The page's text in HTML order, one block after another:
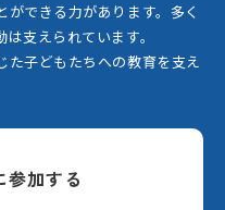
できる力があります。 多く
支えられています。
た子どもたちへの教育を支え
参加する